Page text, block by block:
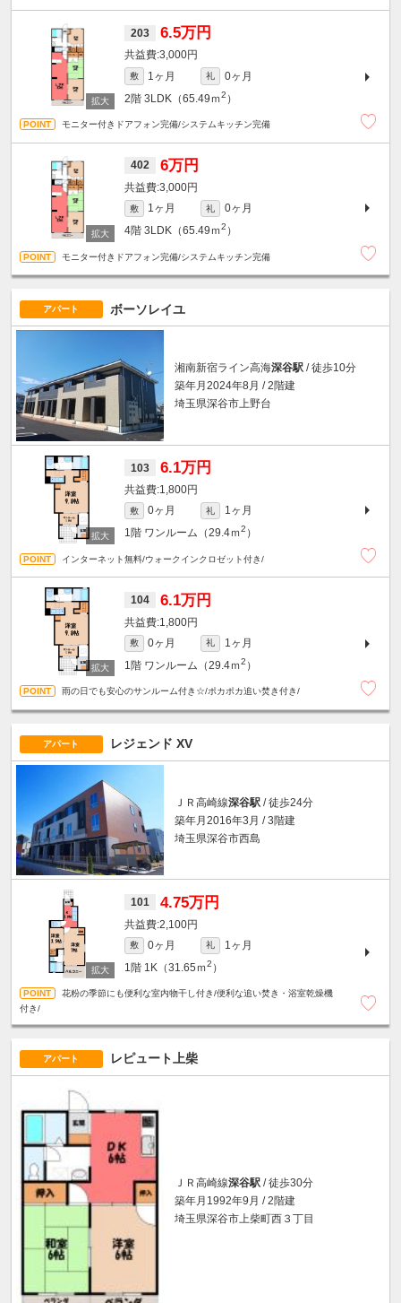
203 6.5万円
3,000円
敷 1ヶ月 礼
0ヶ月
2階 3LDK（65.49ｍ2 ）
モニター付きドアフォン完備/システムキッチン完備
402 6万円
3,000円
敷 1ヶ月 礼
0ヶ月
4階 3LDK（65.49ｍ2 ）
モニター付きドアフォン完備/システムキッチン完備
アパート ボーソレイユ
湘南新宿ライン高海深谷駅 / 徒歩10分
築年月2024年8月 / 2階建
埼玉県深谷市上野台
103 6.1万円
1,800円
敷 0ヶ月 礼
1ヶ月
1階 ワンルーム（29.4ｍ2 ）
インターネット無料/ウォークインクロゼット付き/
104 6.1万円
1,800円
敷 0ヶ月 礼
1ヶ月
1階 ワンルーム（29.4ｍ2 ）
雨の日でも安心のサンルーム付き☆/ポカポカ追い焚き付き/
アパート レジェンド XV
ＪＲ高崎線深谷駅 / 徒歩24分
築年月2016年3月 / 3階建
埼玉県深谷市西島
101 4.75万円
2,100円
敷 0ヶ月 礼
1ヶ月
1階 1K（31.65ｍ2 ）
花粉の季節にも便利な室内物干し付き/便利な追い焚き・浴室乾燥機
付き/
アパート レピュート上柴
ＪＲ高崎線深谷駅 / 徒歩30分
築年月1992年9月 / 2階建
埼玉県深谷市上柴町西３丁目